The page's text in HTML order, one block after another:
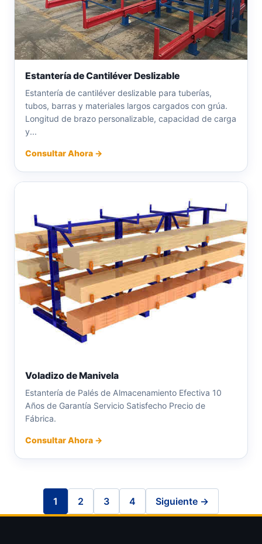
Estantería de Cantiléver Deslizable
Estantería de cantiléver deslizable para tuberías,
tubos, barras y materiales largos cargados con grúa.
Longitud de brazo personalizable, capacidad de carga
y...
Consultar Ahora →
Voladizo de Manivela
Estantería de Palés de Almacenamiento Efectiva 10
Años de Garantía Servicio Satisfecho Precio de
Fábrica.
Consultar Ahora →
1 2 3 4 Siguiente →